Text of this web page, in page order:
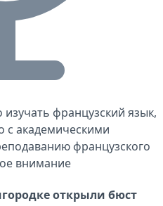
изучать французский язык,
с академическими
французского
внимание
открыли бюст